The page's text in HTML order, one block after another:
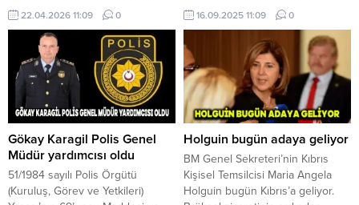
değerlendiren Ahmet Savaşan,
yaşanan bölgesel gelişmeler ve
Hürmüz Boğazı’nın kapanması
ihtimali çerçevesinde ekonomik
tedbirler kapsamında bu tasarıyı
gündeme getirdiklerini ifade etti.
Hayatın daha da pahalılaşacağı
yönünde öngörüde
bulunduklarını belirten Savaşan,
bu çerçevede girişimde
bulunduklarını...
22.04.2026 11:09 0
Temsilcisi Maria Angela Holguin
ile yaptığı görüşme bugünkü Rum
basınına da yansıdı. Haravgi
gazetesi “Holguin: Çalışmaya ve
Umut Etmeye Devam Edeceğim”
başlığıyla aktardığı haberinde,
Holguin’in Tatar ile görüşmesinde
müzakerelerin yeniden başlaması
için iyimserlik ve ısrarla çalışmaya
devam edeceği mesajını
verdiğini...
16.09.2025 11:09 0
Gökay Karagil Polis Genel
Müdür yardımcısı oldu
51/1984 sayılı Polis Örgütü
(Kuruluş, Görev ve Yetkileri)
Holguin bugün adaya geliyor
BM Genel Sekreteri’nin Kıbrıs
Kişisel Temsilcisi Maria Angela
Holguin bugün Kıbrıs’a geliyor.